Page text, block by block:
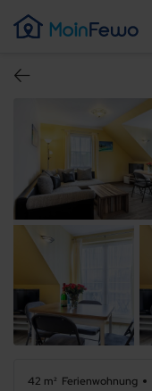
42 m² Ferienwohnung